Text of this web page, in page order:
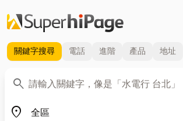
關鍵字搜尋 電話 進階 產品 地址
search
關鍵字
place
地區